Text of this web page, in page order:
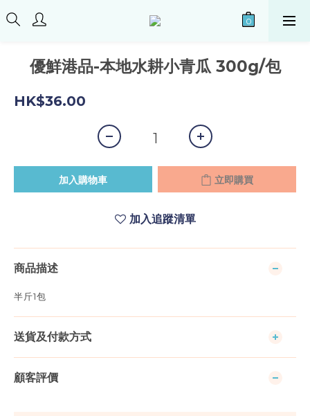
優鮮港品-本地水耕小青瓜 300g/包
HK$36.00
加入購物車 立即購買
加入追蹤清單
商品描述
半斤1包
送貨及付款方式
顧客評價